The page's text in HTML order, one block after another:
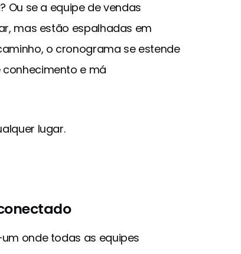
Ou se a equipe de vendas
mas estão espalhadas em
o cronograma se estende
e má
lugar.
onde todas as equipes